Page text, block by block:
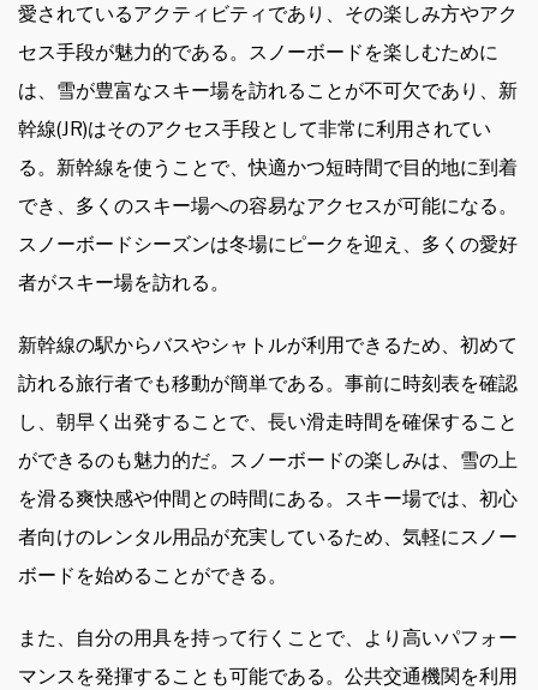
愛されているアクティビティであり、その楽しみ方やアク
セス手段が魅力的である。スノーボードを楽しむために
は、雪が豊富なスキー場を訪れることが不可欠であり、新
幹線(JR)はそのアクセス手段として非常に利用されてい
る。新幹線を使うことで、快適かつ短時間で目的地に到着
でき、多くのスキー場への容易なアクセスが可能になる。
スノーボードシーズンは冬場にピークを迎え、多くの愛好
者がスキー場を訪れる。
新幹線の駅からバスやシャトルが利用できるため、初めて
訪れる旅行者でも移動が簡単である。事前に時刻表を確認
し、朝早く出発することで、長い滑走時間を確保すること
ができるのも魅力的だ。スノーボードの楽しみは、雪の上
を滑る爽快感や仲間との時間にある。スキー場では、初心
者向けのレンタル用品が充実しているため、気軽にスノー
ボードを始めることができる。
また、自分の用具を持って行くことで、より高いパフォー
マンスを発揮することも可能である。公共交通機関を利用